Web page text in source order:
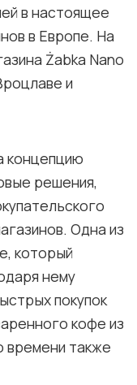
в настоящее
в Европе. На
Żabka Nano
и
концепцию
решения,
Одна из
который
нему
покупок
кофе из
времени также